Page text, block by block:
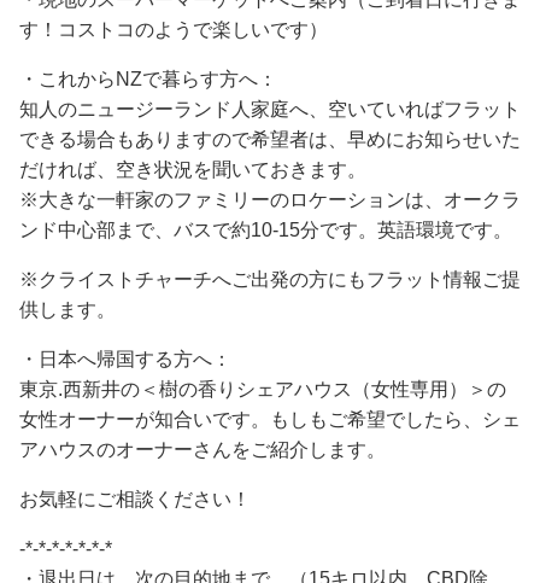
す！コストコのようで楽しいです）
・これからNZで暮らす方へ：
知人のニュージーランド人家庭へ、空いていればフラット
できる場合もありますので希望者は、早めにお知らせいた
だければ、空き状況を聞いておきます。
※大きな一軒家のファミリーのロケーションは、オークラ
ンド中心部まで、バスで約10-15分です。英語環境です。
※クライストチャーチへご出発の方にもフラット情報ご提
供します。
・日本へ帰国する方へ：
東京.西新井の＜樹の香りシェアハウス（女性専用）＞の
女性オーナーが知合いです。もしもご希望でしたら、シェ
アハウスのオーナーさんをご紹介します。
お気軽にご相談ください！
-*-*-*-*-*-*-*
・退出日は、次の目的地まで、（15キロ以内、CBD除